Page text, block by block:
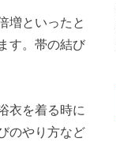
増といったと
す。帯の結び
衣を着る時に
のやり方など